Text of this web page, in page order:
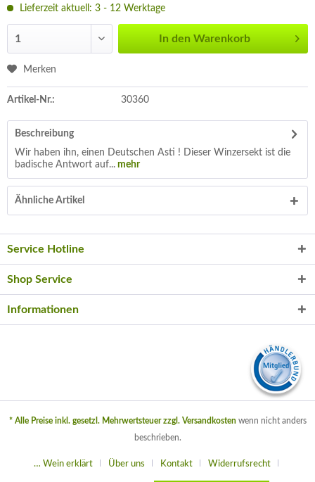
Lieferzeit aktuell: 3 - 12 Werktage
In den Warenkorb
Merken
Artikel-Nr.: 30360
Beschreibung
Wir haben ihn, einen Deutschen Asti ! Dieser Winzersekt ist die
badische Antwort auf... mehr
Ähnliche Artikel
Service Hotline
Shop Service
Informationen
* Alle Preise inkl. gesetzl. Mehrwertsteuer zzgl. Versandkostenwenn nicht anders
beschrieben.
… Wein erklärt Über uns Kontakt Widerrufsrecht